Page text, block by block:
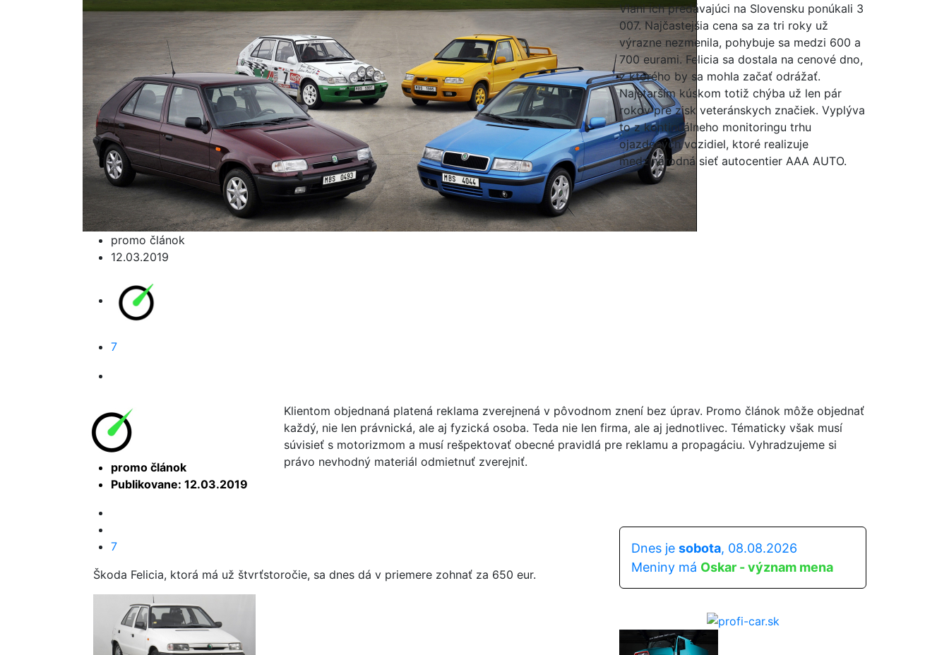
promo článok
12.03.2019
7
Vlani ich predávajúci na Slovensku ponúkali 3
007. Najčastejšia cena sa za tri roky už
výrazne nezmenila, pohybuje sa medzi 600 a
700 eurami. Felicia sa dostala na cenové dno,
z ktorého by sa mohla začať odrážať.
Najstarším kúskom totiž chýba už len pár
rokov pre zisk veteránskych značiek. Vyplýva
to z kontinuálneho monitoringu trhu
ojazdených vozidiel, ktoré realizuje
medzinárodná sieť autocentier AAA AUTO.
promo článok
Publikovane: 12.03.2019
Klientom objednaná platená reklama zverejnená v pôvodnom znení bez úprav. Promo článok môže objednať
každý, nie len právnická, ale aj fyzická osoba. Teda nie len firma, ale aj jednotlivec. Tématicky však musí
súvisieť s motorizmom a musí rešpektovať obecné pravidlá pre reklamu a propagáciu. Vyhradzujeme si
právo nevhodný materiál odmietnuť zverejniť.
7
Škoda Felicia, ktorá má už štvrťstoročie, sa dnes dá v priemere zohnať za 650 eur.
Dnes je sobota, 08.08.2026
Meniny má Oskar - význam mena